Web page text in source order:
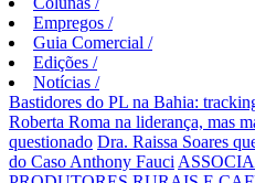
Empregos /
Guia Comercial /
Edições /
Notícias /
Bastidores do PL na Bahia:
Roberta Roma na liderança, mas
questionado Dra. Raissa Soares
do Caso Anthony Fauci